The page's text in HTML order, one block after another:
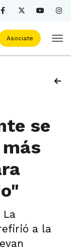
Asociate
se
La
a la